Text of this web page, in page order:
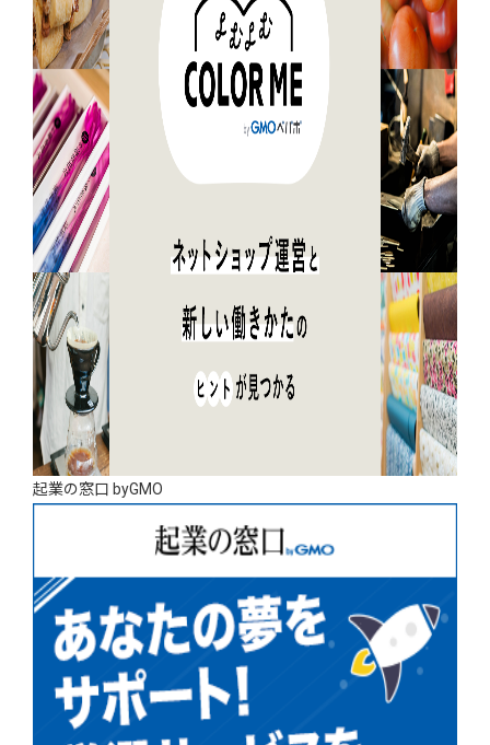
起業の窓口 byGMO